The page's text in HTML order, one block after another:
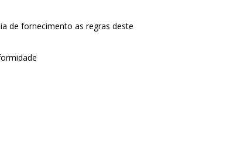
de fornecimento as regras deste